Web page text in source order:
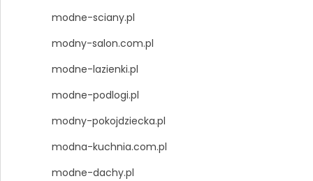
modne-sciany.pl
modny-salon.com.pl
modne-lazienki.pl
modne-podlogi.pl
modny-pokojdziecka.pl
modna-kuchnia.com.pl
modne-dachy.pl